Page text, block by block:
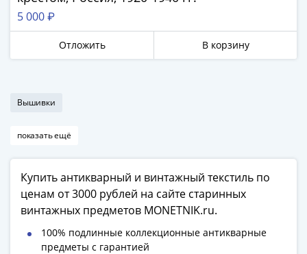
5 000 ₽
Отложить В корзину
Вышивки
показать ещё
Купить антикварный и винтажный текстиль по
ценам от 3000 рублей на сайте старинных
винтажных предметов MONETNIK.ru.
100% подлинные коллекционные антикварные
предметы с гарантией